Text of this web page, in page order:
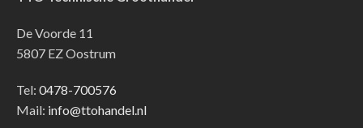
De Voorde 11
5807 EZ Oostrum
Tel: 0478-700576
Mail: info@ttohandel.nl